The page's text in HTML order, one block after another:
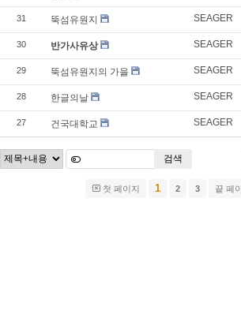
31 뚝섬유원지 SEAGER
30 반가사유상 SEAGER
29 뚝섬유원지의 가을 SEAGER
28 한글의날 SEAGER
27 건국대학교 SEAGER
검색
첫 페이지 1 2 3 끝 페